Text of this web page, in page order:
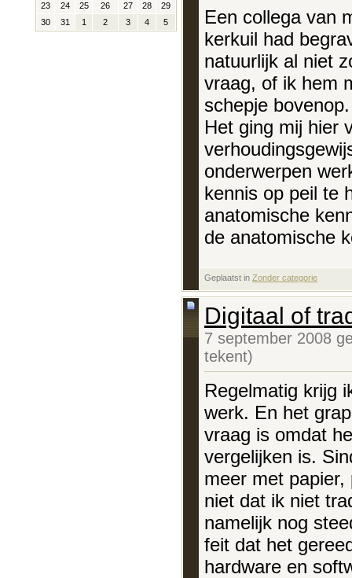
Een collega van
kerkuil had
natuurlijk al niet
vraag, of ik hem
schepje bovenop.
Het ging mij hier
onderwerpen
kennis op peil te
anatomische
de anatomische
Geplaatst in Zonder categorie
Digitaal of
7 september 2008
tekent)
Regelmatig krijg
werk. En het
vraag is omdat
vergelijken is.
meer met
niet dat ik niet
namelijk nog
feit dat het
hardware en
23
24 25 26 27 28
29
30
31 1 2 3 4 5